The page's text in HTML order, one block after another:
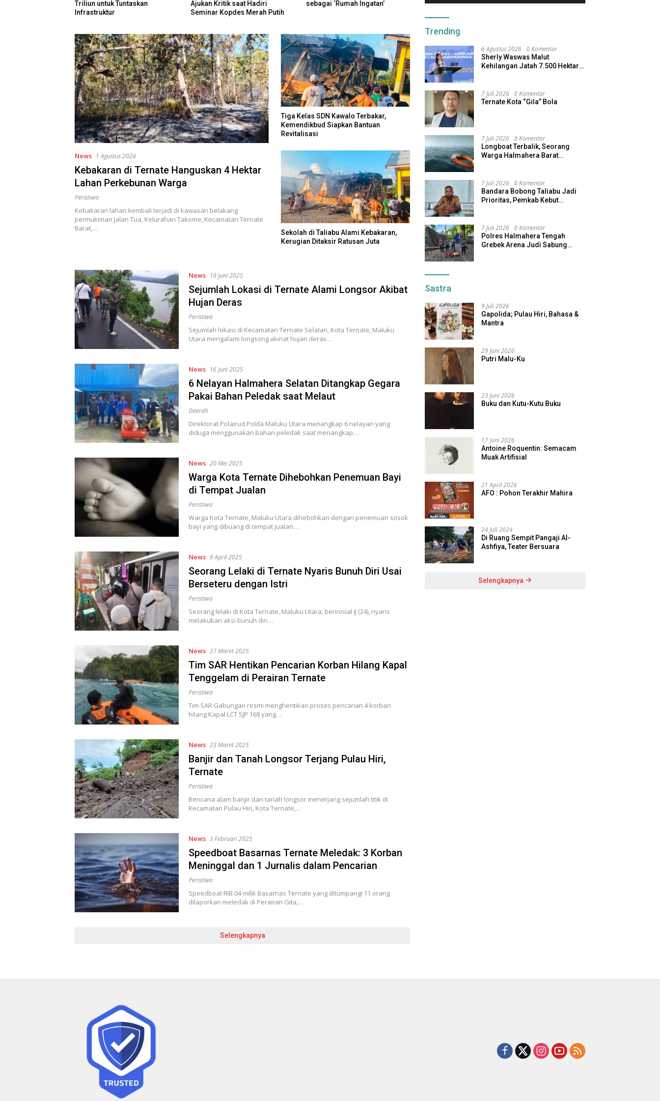
Triliun untuk Tuntaskan
Infrastruktur
Ajukan Kritik saat Hadiri
Seminar Kopdes Merah Putih
sebagai ‘Rumah Ingatan’
Maluku Utara Hilirisasi
Pengembalian Kewenangan
News 1 Agustus 2026
Kebakaran di Ternate Hanguskan 4 Hektar
Lahan Perkebunan Warga
Peristiwa
Kebakaran lahan kembali terjadi di kawasan belakang
permukiman Jalan Tua, Kelurahan Takome, Kecamatan Ternate
Barat,…
Tiga Kelas SDN Kawalo Terbakar,
Kemendikbud Siapkan Bantuan
Revitalisasi
Sekolah di Taliabu Alami Kebakaran,
Kerugian Ditaksir Ratusan Juta
News 19 Juni 2025
Sejumlah Lokasi di Ternate Alami Longsor Akibat
Hujan Deras
Peristiwa
Sejumlah lokasi di Kecamatan Ternate Selatan, Kota Ternate, Maluku
Utara mengalami longsong akinat hujan deras…
News 16 Juni 2025
6 Nelayan Halmahera Selatan Ditangkap Gegara
Pakai Bahan Peledak saat Melaut
Daerah
Direktorat Polairud Polda Maluku Utara menangkap 6 nelayan yang
diduga menggunakan bahan peledak saat menangkap…
News 20 Mei 2025
Warga Kota Ternate Dihebohkan Penemuan Bayi
di Tempat Jualan
Peristiwa
Warga Kota Ternate, Maluku Utara dihebohkan dengan penemuan sosok
bayi yang dibuang di tempat jualan…
News 9 April 2025
Seorang Lelaki di Ternate Nyaris Bunuh Diri Usai
Berseteru dengan Istri
Peristiwa
Seorang lelaki di Kota Ternate, Maluku Utara, berinisial IJ (24), nyaris
melakukan aksi bunuh diri…
News 27 Maret 2025
Tim SAR Hentikan Pencarian Korban Hilang Kapal
Tenggelam di Perairan Ternate
Peristiwa
Tim SAR Gabungan resmi menghentikan proses pencarian 4 korban
hilang Kapal LCT SJP 168 yang…
News 23 Maret 2025
Banjir dan Tanah Longsor Terjang Pulau Hiri,
Ternate
Peristiwa
Bencana alam banjir dan tanah longsor menerjang sejumlah titik di
Kecamatan Pulau Hiri, Kota Ternate,…
News 3 Februari 2025
Speedboat Basarnas Ternate Meledak: 3 Korban
Meninggal dan 1 Jurnalis dalam Pencarian
Peristiwa
Speedboat RIB 04 milik Basarnas Ternate yang ditumpangi 11 orang
dilaporkan meledak di Perairan Gita,…
Selengkapnya
Trending
6 Agustus 2026 0 Komentar
Sherly Waswas Malut
Kehilangan Jatah 7.500 Hektare
7 Juli 2026 0 Komentar
Ternate Kota “Gila” Bola
7 Juli 2026 0 Komentar
Longboat Terbalik, Seorang
Warga Halmahera Barat
7 Juli 2026 0 Komentar
Bandara Bobong Taliabu Jadi
Prioritas, Pemkab Kebut
7 Juli 2026 0 Komentar
Polres Halmahera Tengah
Grebek Arena Judi Sabung
Sastra
9 Juli 2026
Gapolida; Pulau Hiri, Bahasa &
Mantra
29 Juni 2026
Putri Malu-Ku
23 Juni 2026
Buku dan Kutu-Kutu Buku
17 Juni 2026
Antoine Roquentin: Semacam
Muak Artifisial
21 April 2026
AFO : Pohon Terakhir Mahira
24 Juli 2024
Di Ruang Sempit Pangaji Al-
Ashfiya, Teater Bersuara
Selengkapnya